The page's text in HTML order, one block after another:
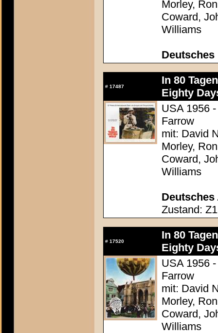
Morley,
Coward,
Williams
# 17487
In 80
Eighty
USA 1956
Farrow
mit: David
Morley,
Coward,
Williams
Deutsches
Zustand: Z1
# 17520
In 80
Eighty
USA 1956
Farrow
mit: David
Morley,
Coward,
Williams